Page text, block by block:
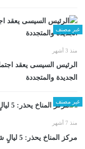
غير مصنف
منذ 3 أشهر
الرئيس السيسى يعقد
الجديدة والمتجددة
غير مصنف
منذ 7 أشهر
مركز المناخ يحذر: 5 ليالٍ شديدة البرودة حتى الأربعاء المقبل